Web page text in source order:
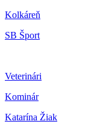
Kolkáreň
SB Šport
Veterinári
Kominár
Katarína Žiak